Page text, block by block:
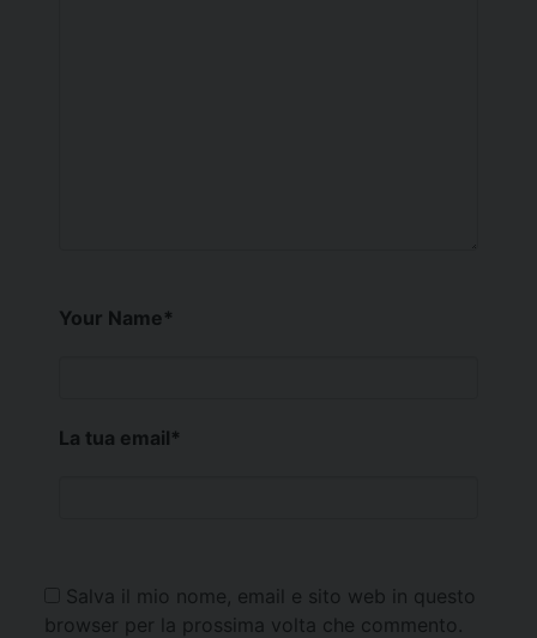
Your Name*
La tua email*
Salva il mio nome, email e sito web in questo
browser per la prossima volta che commento.